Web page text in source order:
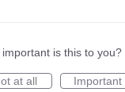
important is this to you?
at all
Important